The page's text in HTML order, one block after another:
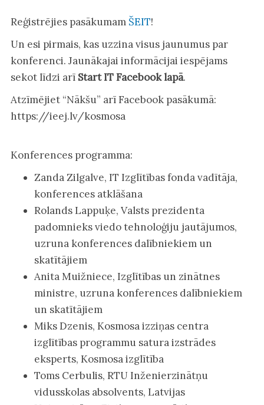
Reģistrējies pasākumam ŠEIT!
Un esi pirmais, kas uzzina visus jaunumus par
konferenci. Jaunākajai informācijai iespējams
sekot līdzi arī Start IT Facebook lapā.
Atzīmējiet “Nākšu” arī Facebook pasākumā:
https://ieej.lv/kosmosa
Konferences programma:
Zanda Zilgalve, IT Izglītības fonda vadītāja,
konferences atklāšana
Rolands Lappuķe, Valsts prezidenta
padomnieks viedo tehnoloģiju jautājumos,
uzruna konferences dalībniekiem un
skatītājiem
Anita Muižniece, Izglītības un zinātnes
ministre, uzruna konferences dalībniekiem
un skatītājiem
Miks Dzenis, Kosmosa izziņas centra
izglītības programmu satura izstrādes
eksperts, Kosmosa izglītība
Toms Cerbulis, RTU Inženierzinātņu
vidusskolas absolvents, Latvijas